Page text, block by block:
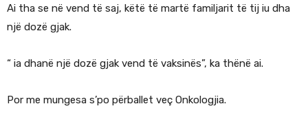
Ai tha se në vend të saj, këtë të martë familjarit të tij iu dha
një dozë gjak.
“ ia dhanë një dozë gjak vend të vaksinës”, ka thënë ai.
Por me mungesa s’po përballet veç Onkologjia.